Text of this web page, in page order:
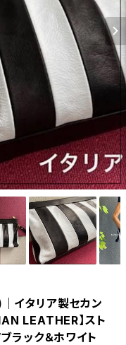
イタリア製セカン
LEATHER】スト
ラック＆ホワイト